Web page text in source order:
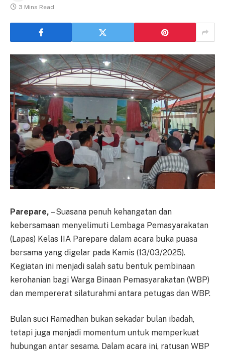
3 Mins Read
Parepare, – Suasana penuh kehangatan dan
kebersamaan menyelimuti Lembaga Pemasyarakatan
(Lapas) Kelas IIA Parepare dalam acara buka puasa
bersama yang digelar pada Kamis (13/03/2025).
Kegiatan ini menjadi salah satu bentuk pembinaan
kerohanian bagi Warga Binaan Pemasyarakatan (WBP)
dan mempererat silaturahmi antara petugas dan WBP.
Bulan suci Ramadhan bukan sekadar bulan ibadah,
tetapi juga menjadi momentum untuk memperkuat
hubungan antar sesama. Dalam acara ini, ratusan WBP